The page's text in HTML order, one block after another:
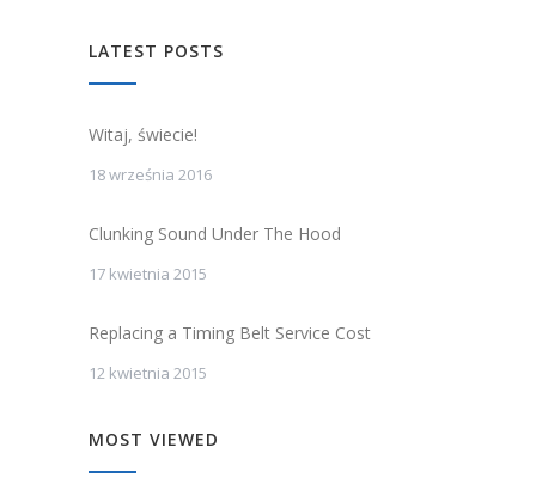
LATEST POSTS
Witaj, świecie!
18 września 2016
Clunking Sound Under The Hood
17 kwietnia 2015
Replacing a Timing Belt Service Cost
12 kwietnia 2015
MOST VIEWED